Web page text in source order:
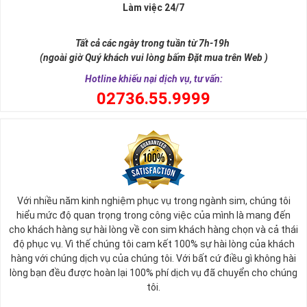
tài lộc, may mắn cho chủ sở hữu. Thật vậy, số 5 đứng giữa dãy số
tự nhiên, nó tượng trưng cho ngũ hành (Kim – Mộc – Thủy – Hỏa –
), đạo quân tử có (Nhân - Nghĩa - Lễ - Trí – Tín), trong cuộc sống
Phúc, Lộc, Thọ, Khang, Ninh). Đó là 5 yếu tố cho cuộc
sống sự hòa hợp, yên ổn, an lành. Cũng bởi vậy, các chuyên gia
được sự hòa hợp, thuận lợi, bình an trong cuộc sống, sự nghiệp để
nhanh chóng thành công, tiến tới những vị trí cao nhất.
Làm việc 24/7
Tất cả các ngày trong tuần từ 7h-19h
(ngoài giờ Quý khách vui lòng bấm Đặt mua trên Web )
Hotline khiếu nại dịch vụ, tư vấn:
02736.55.9999
Với nhiều năm kinh nghiệm phục vụ trong ngành sim, chúng tôi
hiểu mức độ quan trọng trong công việc của mình là mang đến
cho khách hàng sự hài lòng về con sim khách hàng chọn và cả thái
độ phục vụ. Vì thế chúng tôi cam kết 100% sự hài lòng của khách
hàng với chúng dịch vụ của chúng tôi. Với bất cứ điều gì không hài
lòng bạn đều được hoàn lại 100% phí dịch vụ đã chuyển cho chúng
tôi.